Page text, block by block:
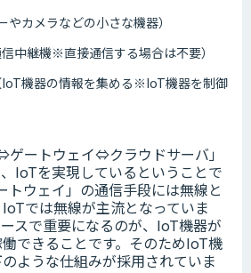
カメラなどの小さな機器）
中継機※直接通信する場合は不要）
機器の情報を集める※IoT機器を制御
ートウェイ⇔クラウドサーバ」
IoTを実現しているということで
ウェイ」の通信手段には無線と
では無線が主流となっていま
スで重要になるのが、IoT機器が
できることです。そのためIoT機
ような仕組みが採用されていま